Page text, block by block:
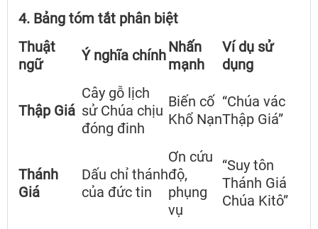
4. Bảng tóm tắt phân biệt
Thuật
ngữ
Ý nghĩa chínhNhấn
mạnh
Ví dụ sử
dụng
Thập Giá
Cây gỗ lịch
sử Chúa chịu
đóng đinh
Biến cố
Khổ Nạn
“Chúa vác
Thập Giá”
Thánh
Giá
Dấu chỉ thánh
của đức tin
Ơn cứu
độ,
phụng
vụ
“Suy tôn
Thánh Giá
Chúa Kitô”